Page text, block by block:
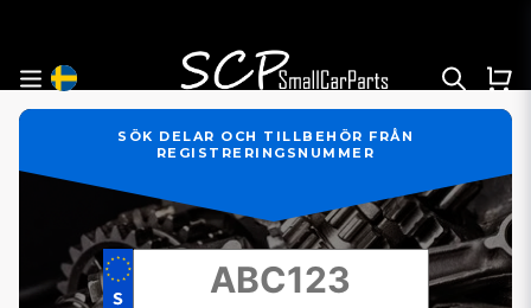
SÖK DELAR OCH TILLBEHÖR FRÅN
REGISTRERINGSNUMMER